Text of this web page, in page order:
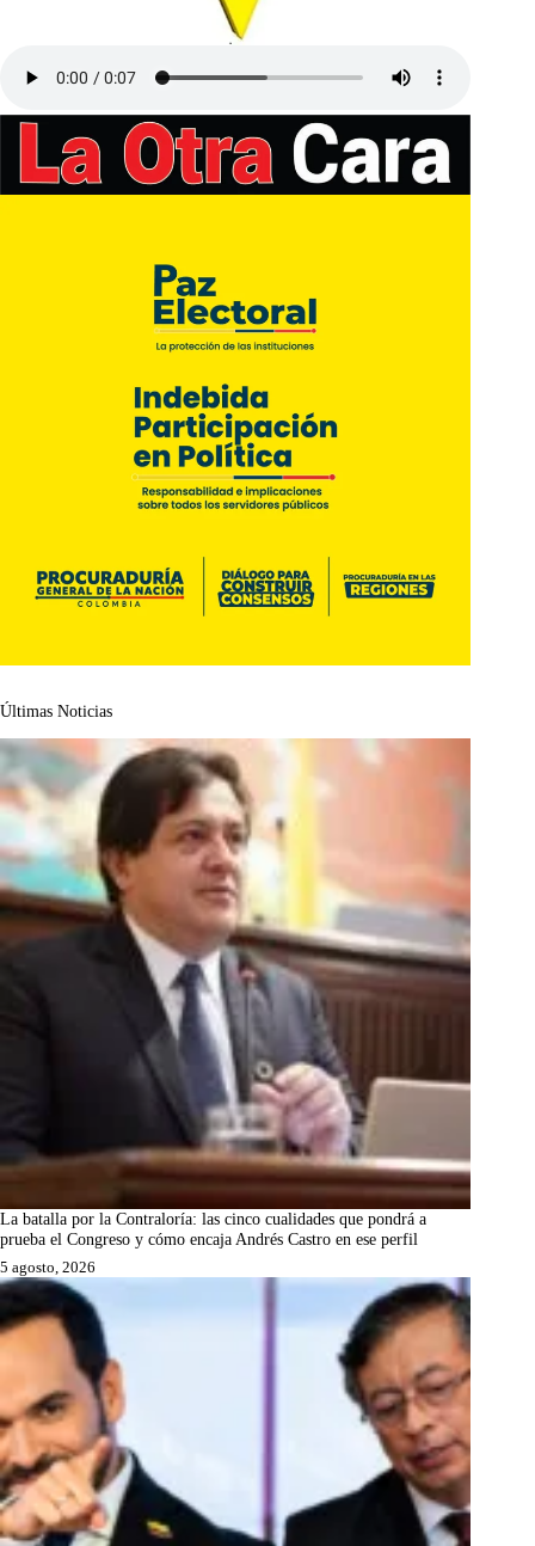
Últimas Noticias
La batalla por la Contraloría: las cinco cualidades que pondrá a
prueba el Congreso y cómo encaja Andrés Castro en ese perfil
5 agosto, 2026